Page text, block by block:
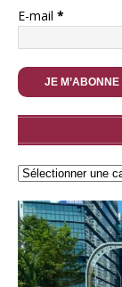
E-mail *